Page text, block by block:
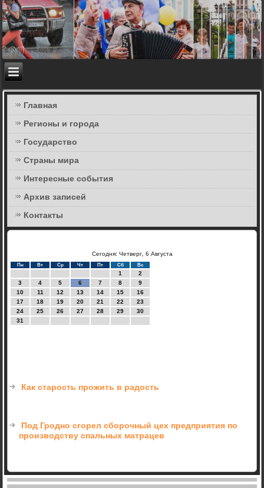
Главная
Регионы и города
Государство
Страны мира
Интересные события
Архив записей
Контакты
Сегодня: Четверг, 6 Августа
Пн Вт Ср Чт Пт Сб Вс
1
2
3
4 5 6 7 8
9
10
11 12 13 14 15
16
17
18 19 20 21 22
23
24
25 26 27 28 29
30
31
Как старость прожить в радость
Под Гродно сгорел сборочный цех предприятия по
производству спальных матрацев